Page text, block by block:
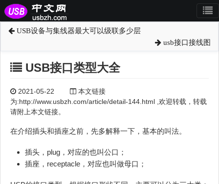
USB设备与集线器最大可以级联多少层
usb接口接线图
USB接口类型大全
2021-05-22
本文链接
为:http://www.usbzh.com/article/detail-144.html ,欢迎转载，转载
请附上本文链接。
在介绍插头和插座之前，先多解释一下，基本的叫法。
插头，plug，对应的也叫公口；
插座，receptacle，对应也叫做母口；